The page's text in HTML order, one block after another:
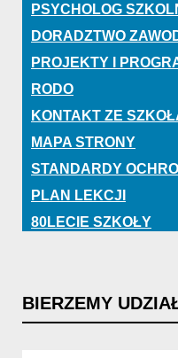
PSYCHOLOG
DORADZTWO
PROJEKTY I
RODO
KONTAKT ZE
MAPA STRONY
STANDARDY
PLAN LEKCJI
80LECIE SZKOŁY
BIERZEMY